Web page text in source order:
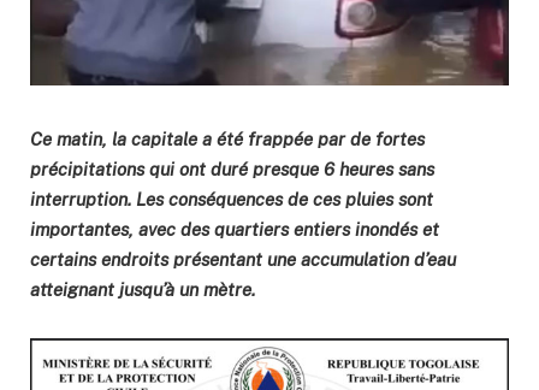
Ce matin, la capitale a été frappée par de fortes
précipitations qui ont duré presque 6 heures sans
interruption. Les conséquences de ces pluies sont
importantes, avec des quartiers entiers inondés et
certains endroits présentant une accumulation d’eau
atteignant jusqu’à un mètre.